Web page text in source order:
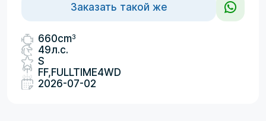
Заказать такой же
660cm3
49л.с.
S
FF,FULLTIME4WD
2026-07-02